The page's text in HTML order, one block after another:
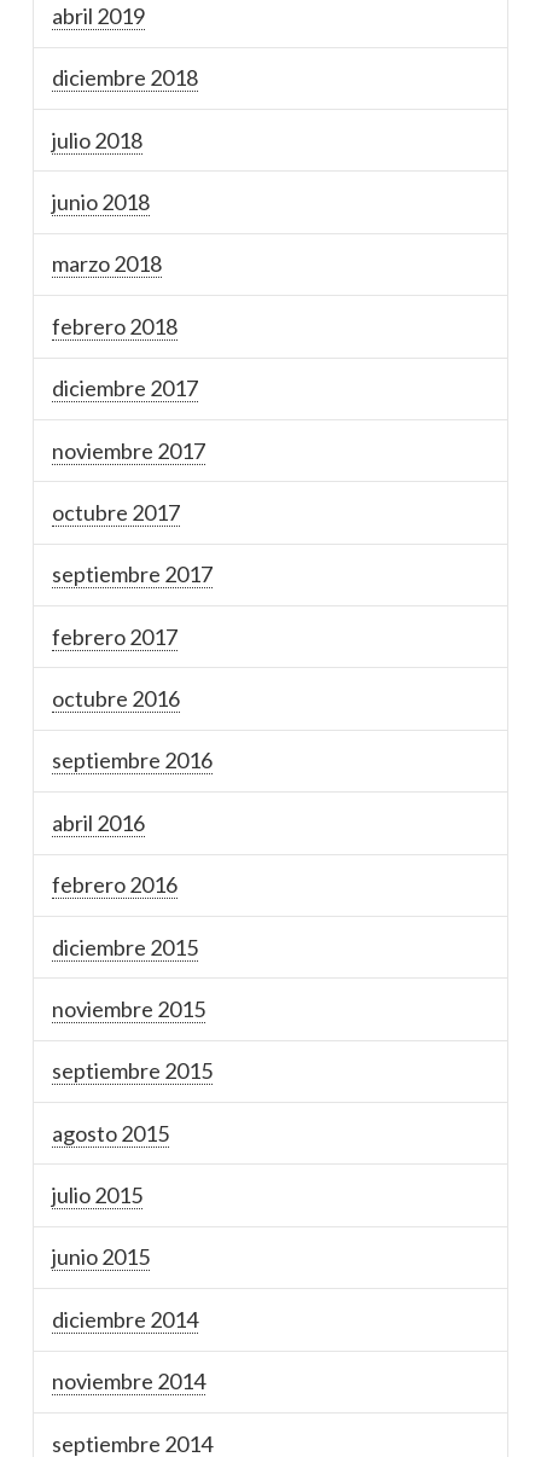
abril 2019
diciembre 2018
julio 2018
junio 2018
marzo 2018
febrero 2018
diciembre 2017
noviembre 2017
octubre 2017
septiembre 2017
febrero 2017
octubre 2016
septiembre 2016
abril 2016
febrero 2016
diciembre 2015
noviembre 2015
septiembre 2015
agosto 2015
julio 2015
junio 2015
diciembre 2014
noviembre 2014
septiembre 2014